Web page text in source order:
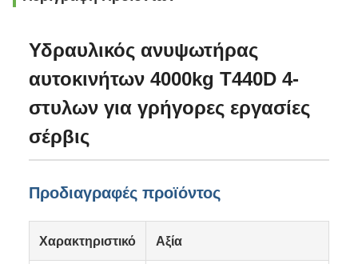
Υδραυλικός ανυψωτήρας
αυτοκινήτων 4000kg T440D 4-
στυλων για γρήγορες εργασίες
σέρβις
Προδιαγραφές προϊόντος
Χαρακτηριστικό Αξία